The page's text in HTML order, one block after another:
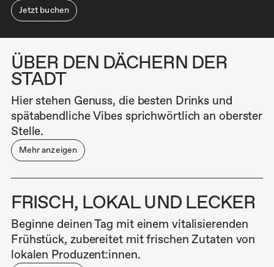
Jetzt buchen
ÜBER DEN DÄCHERN DER
STADT
Hier stehen Genuss, die besten Drinks und
spätabendliche Vibes sprichwörtlich an oberster
Stelle.
Mehr anzeigen
FRISCH, LOKAL UND LECKER
Beginne deinen Tag mit einem vitalisierenden
Frühstück, zubereitet mit frischen Zutaten von
lokalen Produzent:innen.